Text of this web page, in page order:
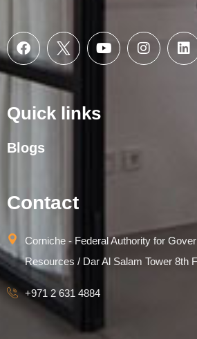
Quick links
Blogs
Contact
Corniche - Federal Authority for
Resources / Dar Al Salam Tower 8th
+971 2 631 4884